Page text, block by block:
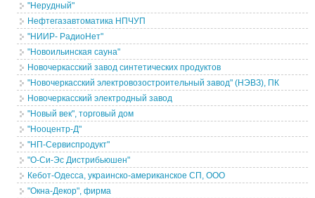
"Нерудный"
Нефтегазавтоматика НПЧУП
"НИИР- РадиоНет"
"Новоильинская сауна"
Новочеркасский завод синтетических продуктов
"Новочеркасский электровозостроительный завод" (НЭВЗ), ПК
Новочеркасский электродный завод
"Новый век", торговый дом
"Нооцентр-Д"
"НП-Сервиспродукт"
"О-Си-Эс Дистрибьюшен"
Кебот-Одесса, украинско-американское СП, ООО
"Окна-Декор", фирма